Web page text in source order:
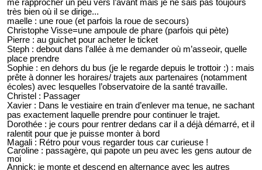
me rapprocher un peu vers l’avant mais je ne sais pas toujours
très bien où il se dirige...
maelle : une roue (et parfois la roue de secours)
Christophe Visse=une ampoule de phare (parfois qui pète)
Pierre : au guichet pour acheter le ticket
Steph : debout dans l’allée à me demander où m’asseoir, quelle
place prendre
Sophie : en dehors du bus (je le regarde depuis le trottoir :) : mais
prête à donner les horaires/ trajets aux partenaires (notamment
écoles) avec lesquelles l’observatoire de la santé travaille.
Christel : Passager
Xavier : Dans le vestiaire en train d’enlever ma tenue, ne sachant
pas exactement laquelle prendre pour continuer le trajet.
Dorothée : je cours pour rentrer dedans car il a déjà démarré, et il
ralentit pour que je puisse monter à bord
Magali : Rétro pour vous regarder tous car curieuse !
Caroline : passagère, qui papote un peu avec les gens autour de
moi
Annick: je monte et descend en alternance avec les autres